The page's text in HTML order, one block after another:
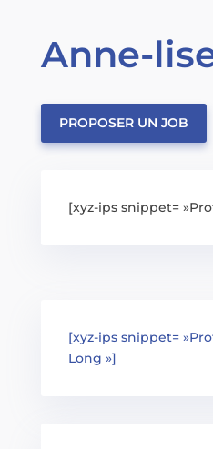
Anne-
PROPOSER UN JOB
[xyz-ips snippet=
[xyz-ips snippet=
Long »]